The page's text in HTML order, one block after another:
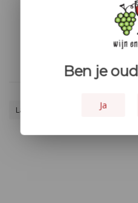
Geen
Laagste prijs
Ben je
Ja